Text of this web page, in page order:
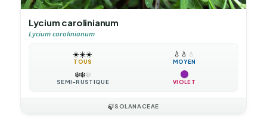
Lycium carolinianum
Lycium carolinianum
☀️☀️☀️
TOUS
💧 💧 💧
MOYEN
❄️❄️❄️
SEMI-RUSTIQUE VIOLET
🍃SOLANACEAE